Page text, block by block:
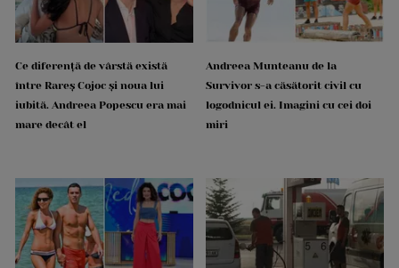
Ce diferență de vârstă există
între Rareș Cojoc și noua lui
iubită. Andreea Popescu era mai
mare decât el
Andreea Munteanu de la
Survivor s-a căsătorit civil cu
logodnicul ei. Imagini cu cei doi
miri